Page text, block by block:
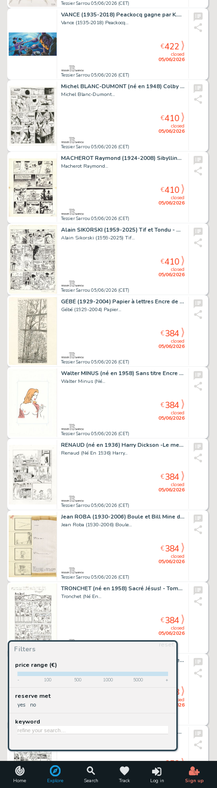
Home Explore Search Track Log in Sign up
Filters
reset
price range (€)
- 100 500 1000 5000 +
reserve met
yes no
keyword
Tessier Sarrou 05/06/2026 (CET)
VANCE (1935-2018) Peackocq gagne par K.O. Gouache sur...
Vance (1935-2018) Peackocq...
Tessier Sarrou 05/06/2026 (CET)
closed
05/06/2026
€422
Michel BLANC-DUMONT (né en 1948) Colby - Altitude moins...
Michel Blanc-Dumont...
Tessier Sarrou 05/06/2026 (CET)
closed
05/06/2026
€410
MACHEROT Raymond (1924-2008) Sibylline et Tanauzère Encre...
Macherot Raymond...
Tessier Sarrou 05/06/2026 (CET)
closed
05/06/2026
€410
Alain SIKORSKI (1959-2025) Tif et Tondu - Monsieur...
Alain Sikorski (1959-2025) Tif...
Tessier Sarrou 05/06/2026 (CET)
closed
05/06/2026
€410
GÉBÉ (1929-2004) Papier à lettres Encre de Chine sur...
Gébé (1929-2004) Papier...
Tessier Sarrou 05/06/2026 (CET)
closed
05/06/2026
€384
Walter MINUS (né en 1958) Sans titre Encre de Chine...
Walter Minus (Né...
Tessier Sarrou 05/06/2026 (CET)
closed
05/06/2026
€384
RENAUD (né en 1936) Harry Dickson -Le messager des...
Renaud (Né En 1936) Harry...
Tessier Sarrou 05/06/2026 (CET)
closed
05/06/2026
€384
Jean ROBA (1930-2006) Boule et Bill Mine de plomb sur...
Jean Roba (1930-2006) Boule...
Tessier Sarrou 05/06/2026 (CET)
closed
05/06/2026
€384
TRONCHET (né en 1958) Sacré Jésus! - Tome 1 Encre de...
Tronchet (Né En...
closed
05/06/2026
€384
CRAENHALS François (1926-2004) Chevalier Ardent - Le...
closed
05/06/2026
358
Jean-Luc DELVAUX (né en 1970) Jacques Gipar - Gaby...
05/06/2026
€358